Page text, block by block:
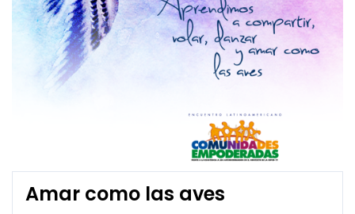
Amar como las aves